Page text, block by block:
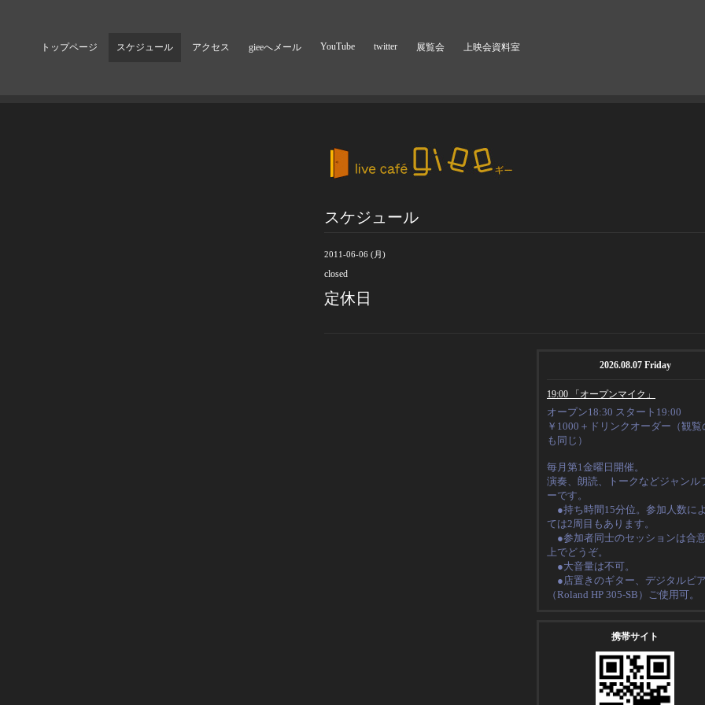
トップページ スケジュール アクセス gieeへメール YouTube twitter 展覧会 上映会資料室
スケジュール
2011-06-06 (月)
closed
定休日
2026.08.07 Friday
19:00 「オープンマイク」
オープン18:30 スタート19:00
￥1000＋ドリンクオーダー（観覧
も同じ）
毎月第1金曜日開催。
演奏、朗読、トークなどジャンル
ーです。
●持ち時間15分位。 参加人数に
ては2周目もあります。
●参加者同士のセッションは合
上でどうぞ。
●大音量は不可。
●店置きのギター、デジタルピ
（Roland HP 305-SB ）ご使用可。
携帯サイト